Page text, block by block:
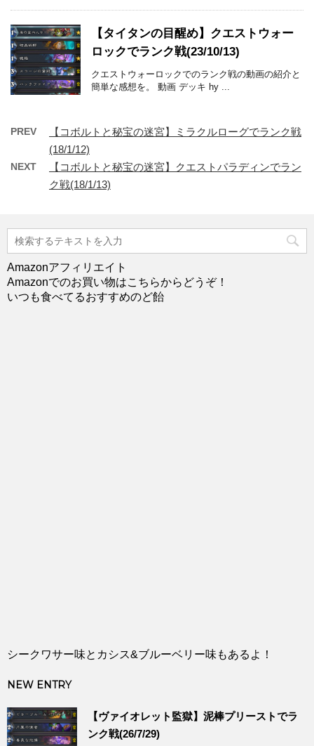
【タイタンの目醒め】クエストウォー
ロックでランク戦(23/10/13)
クエストウォーロックでのランク戦の動画の紹介と
簡単な感想を。 動画 デッキ hy ...
PREV
【コボルトと秘宝の迷宮】ミラクルローグでランク戦
(18/1/12)
NEXT
【コボルトと秘宝の迷宮】クエストパラディンでラン
ク戦(18/1/13)
Amazonアフィリエイト
Amazonでのお買い物はこちらからどうぞ！
いつも食べてるおすすめのど飴
シークワサー味とカシス&ブルーベリー味もあるよ！
NEW ENTRY
【ヴァイオレット監獄】泥棒プリーストでラ
ンク戦(26/7/29)